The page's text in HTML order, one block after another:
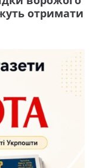
отримати